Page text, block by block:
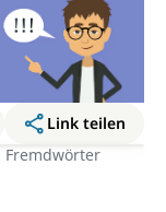
Link teilen
Fremdwörter